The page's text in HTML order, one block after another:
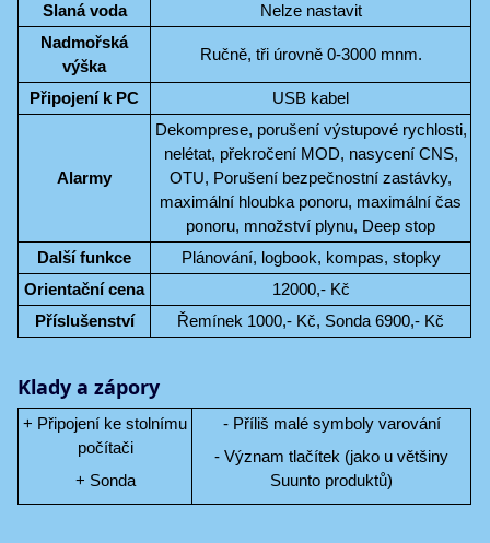
Slaná voda
Nelze nastavit
Nadmořská
výška
Ručně, tři úrovně 0-3000 mnm.
Připojení k PC USB kabel
Alarmy
Dekomprese, porušení výstupové rychlosti,
nelétat, překročení MOD, nasycení CNS,
OTU, Porušení bezpečnostní zastávky,
maximální hloubka ponoru, maximální čas
ponoru, množství plynu, Deep stop
Další funkce
Plánování, logbook, kompas, stopky
Orientační cena
12000,- Kč
Příslušenství
Řemínek 1000,- Kč, Sonda 6900,- Kč
Klady a zápory
+ Připojení ke stolnímu
počítači
+ Sonda
- Příliš malé symboly varování
- Význam tlačítek (jako u většiny
Suunto produktů)